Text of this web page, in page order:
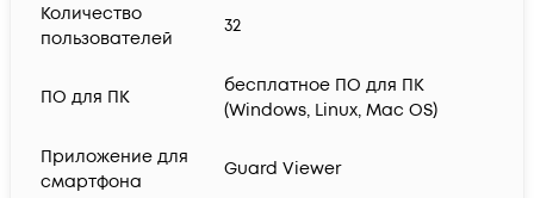
Количество
пользователей
32
ПО для ПК
бесплатное ПО для ПК
(Windows, Linux, Mac OS)
Приложение для
смартфона
Guard Viewer